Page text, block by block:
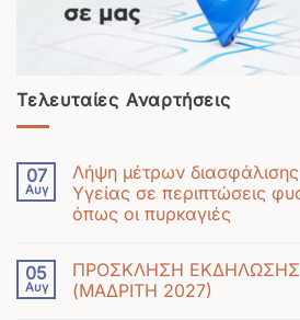
Τελευταίες Αναρτήσεις
07
Αυγ
Λήψη μέτρων
Υγείας σε περιπτώσεις
όπως οι πυρκαγιές
υπάρχουν
σχόλια
στο
05
Αυγ
ΠΡΟΣΚΛΗΣΗ
(ΜΑΔΡΙΤΗ 2027)